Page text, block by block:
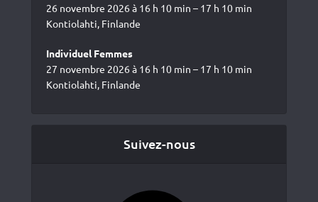
26 novembre 2026 à 16 h 10 min – 17 h 10 min
Kontiolahti, Finlande
Individuel Femmes
27 novembre 2026 à 16 h 10 min – 17 h 10 min
Kontiolahti, Finlande
Suivez-nous